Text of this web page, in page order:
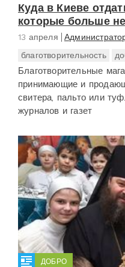
Куда в Киеве
которые больше
13 апреля
благотворительность
Благотворительные
принимающие и
свитера, пальто или
журналов и газет
ДОБРО